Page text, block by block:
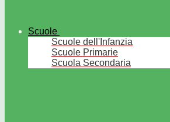
Scuole
Scuole dell'Infanzia
Scuole Primarie
Scuola Secondaria